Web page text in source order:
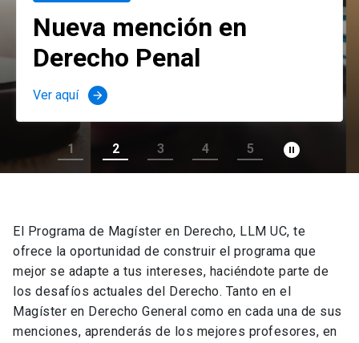
Nueva mención en
Derecho Penal
Ver aquí arrow_forward
1 2 3 4 5 pause_circle_filled
El Programa de Magíster en Derecho, LLM UC, te
ofrece la oportunidad de construir el programa que
mejor se adapte a tus intereses, haciéndote parte de
los desafíos actuales del Derecho. Tanto en el
Magíster en Derecho General como en cada una de sus
menciones, aprenderás de los mejores profesores, en